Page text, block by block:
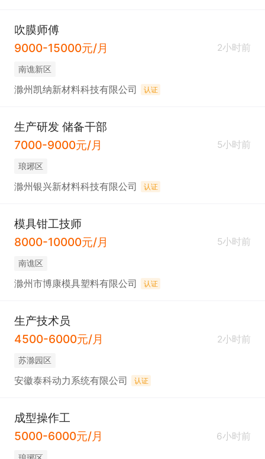
吹膜师傅
9000-15000元/月
2小时前
南谯新区
滁州凯纳新材料科技有限公司 认证
生产研发 储备干部
7000-9000元/月
5小时前
琅琊区
滁州银兴新材料科技有限公司 认证
模具钳工技师
8000-10000元/月
5小时前
南谯区
滁州市博康模具塑料有限公司 认证
生产技术员
4500-6000元/月
2小时前
苏滁园区
安徽泰科动力系统有限公司 认证
成型操作工
5000-6000元/月
6小时前